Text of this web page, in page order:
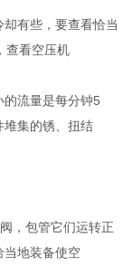
有些，要查看恰当
查看空压机
流量是每分钟5
堆集的锈、扭结
，包管它们运转正
当地装备使空